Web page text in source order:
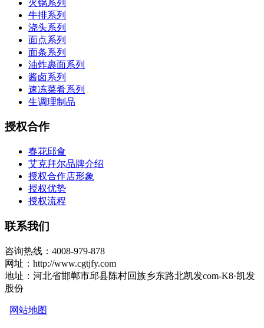
火锅系列
牛排系列
浇头系列
面点系列
面条系列
油炸裹面系列
酱卤系列
速冻菜肴系列
生调理制品
授权合作
春花邱食
艾克拜尔品牌介绍
授权合作店形象
授权优势
授权流程
联系我们
咨询热线：4008-979-878
网址：http://www.cgtjfy.com
地址：河北省邯郸市邱县陈村回族乡东路北凯发com-K8·凯发
股份
网站地图